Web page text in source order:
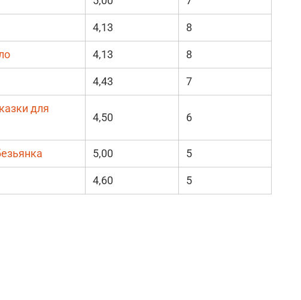
4,13 8
4,13 8
4,43 7
для
4,50 6
5,00 5
4,60 5